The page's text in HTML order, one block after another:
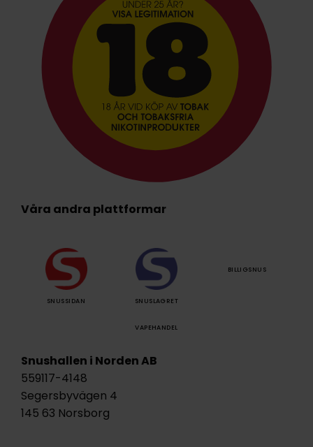
Våra andra plattformar
SNUSSIDAN SNUSLAGRET
BILLIGSNUS
VAPEHANDEL
Snushallen i Norden AB
559117-4148
Segersbyvägen 4
145 63 Norsborg